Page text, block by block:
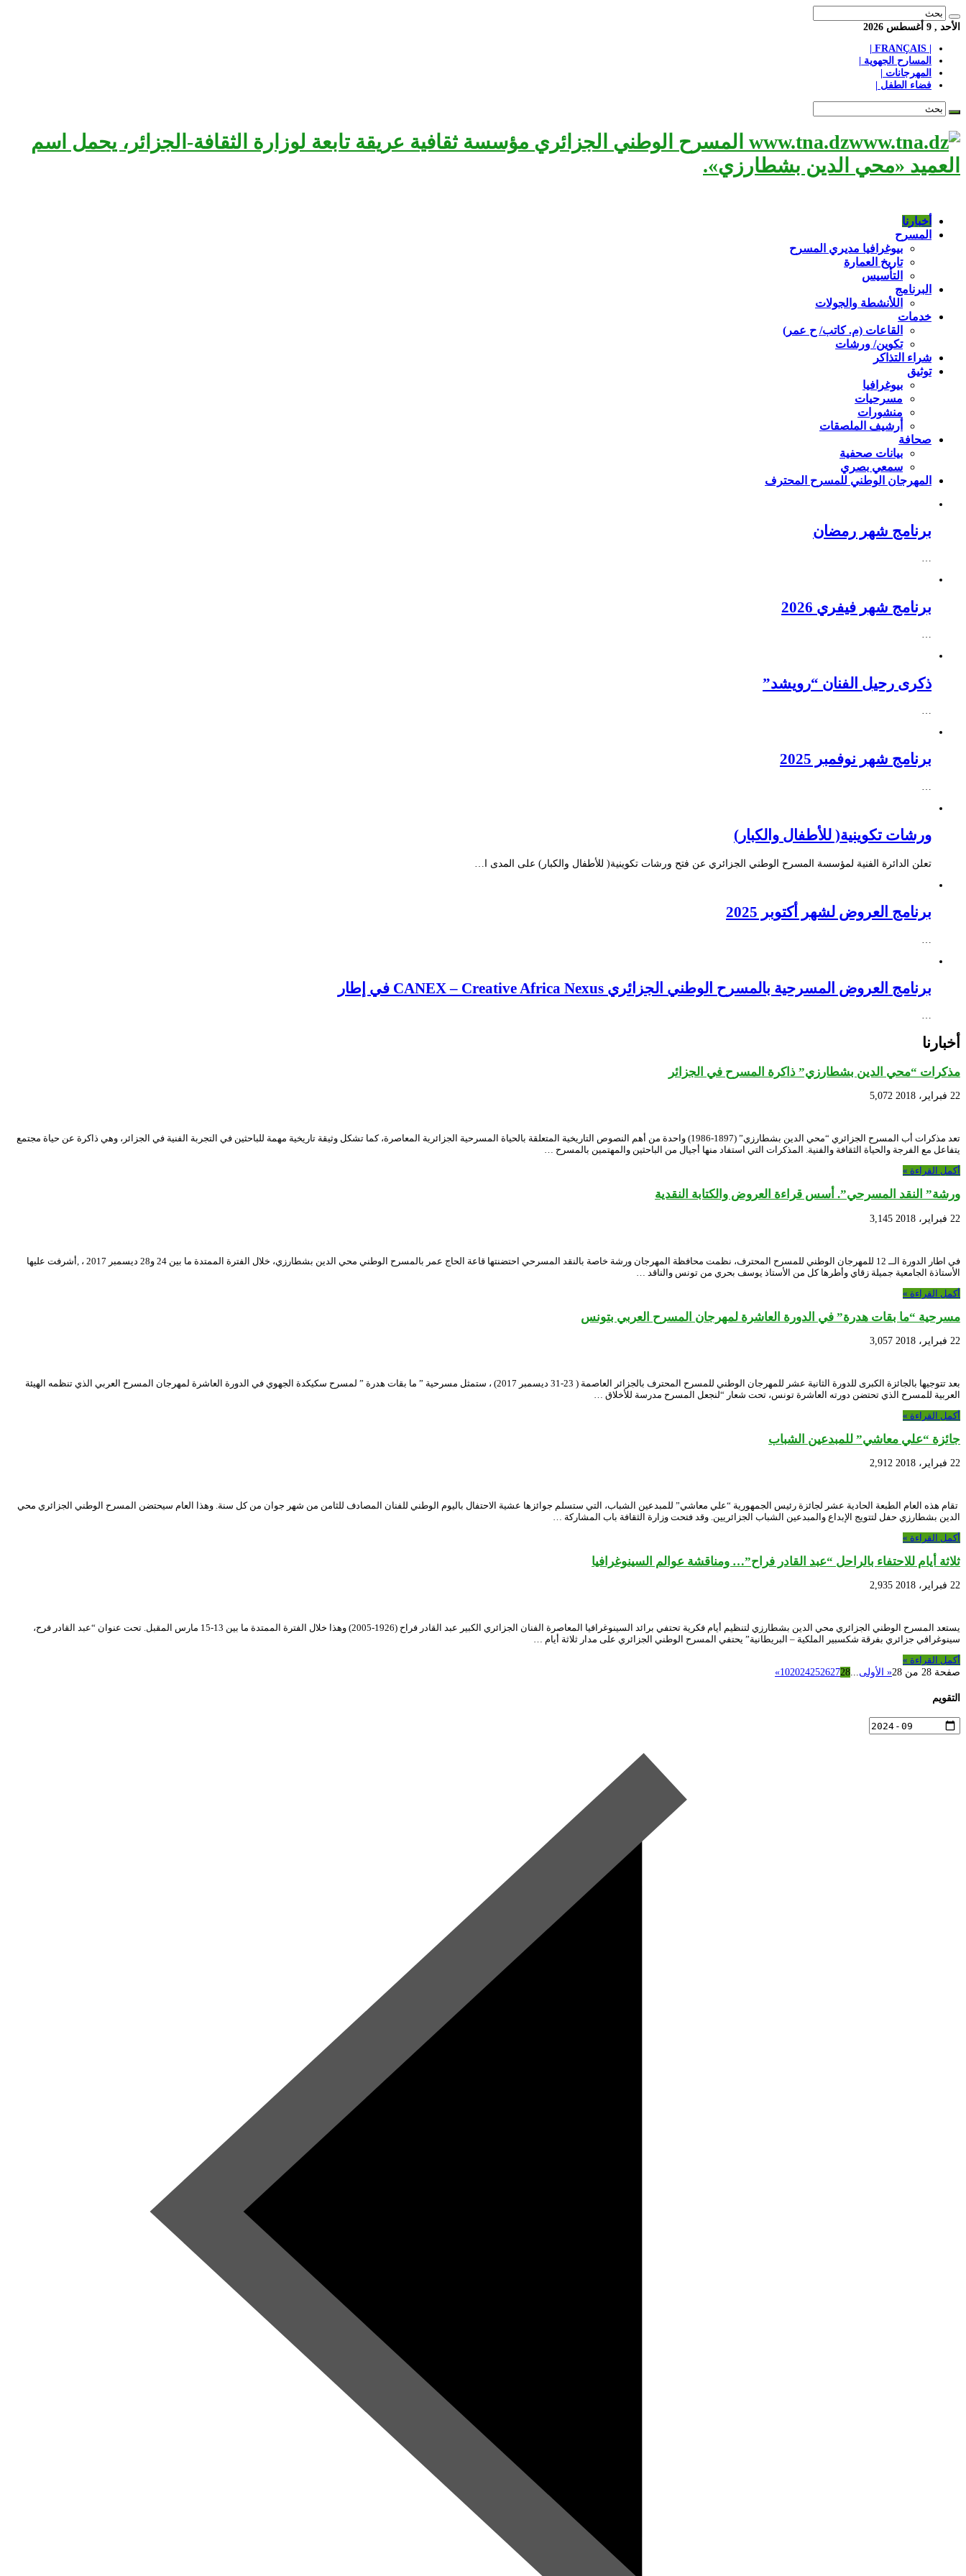
الأحد , 9 أغسطس 2026
المسارح الجهوية |
المهرجانات |
فضاء الطفل |
www.tna.dz المسرح الوطني الجزائري مؤسسة ثقافية عريقة تابعة لوزارة الثقافة-الجزائر، يحمل اسم
العميد «محي الدين بشطارزي».
أخبارنا
المسرح
بيوغرافيا مديري المسرح
تاريخ العمارة
التأسيس
البرنامج
اللأنشطة والجولات
خدمات
القاعات (م. كاتب/ ح عمر)
تكوين/ ورشات
شراء التذاكر
توثيق
بيوغرافيا
مسرحيات
منشورات
أرشيف الملصقات
صحافة
بيانات صحفية
سمعي بصري
المهرجان الوطني للمسرح المحترف
برنامج شهر رمضان
…
برنامج شهر فيفري 2026
…
ذكرى رحيل الفنان “رويشد”
…
برنامج شهر نوفمبر 2025
ورشات تكوينية( للأطفال والكبار)
تعلن الدائرة الفنية لمؤسسة المسرح الوطني الجزائري عن فتح ورشات تكوينية( للأطفال والكبار) على المدى ا…
برنامج العروض لشهر أكتوبر 2025
برنامج العروض المسرحية بالمسرح الوطني الجزائري CANEX – Creative Africa Nexus في إطار
…
أخبارنا
مذكرات “محي الدين بشطارزي” ذاكرة المسرح في الجزائر
22 فبراير، 2018 5,072
تعد مذكرات أب المسرح الجزائري “محي الدين بشطارزي” (1897-1986) واحدة من أهم النصوص التاريخية المتعلقة بالحياة المسرحية الجزائرية المعاصرة، كما تشكل وثيقة تاريخية مهمة للباحثين في التجربة الفنية في الجزائر، وهي ذاكرة عن حياة مجتمع
يتفاعل مع الفرجة والحياة الثقافة والفنية. المذكرات التي استفاد منها أجيال من الباحثين والمهتمين بالمسرح …
أكمل القراءة »
ورشة” النقد المسرحي”. أسس قراءة العروض والكتابة النقدية
22 فبراير، 2018 3,145
في اطار الدورة الــ 12 للمهرجان الوطني للمسرح المحترف، نظمت محافظة المهرجان ورشة خاصة بالنقد المسرحي احتضنتها قاعة الحاج عمر بالمسرح الوطني محي الدين بشطارزي، خلال الفترة الممتدة ما بين 24 و28 ديسمبر 2017 ، ,أشرفت عليها
الأستاذة الجامعية جميلة زقاي وأطرها كل من الأستاذ يوسف بحري من تونس والناقد …
أكمل القراءة »
مسرحية “ما بقات هدرة” في الدورة العاشرة لمهرجان المسرح العربي بتونس
22 فبراير، 2018 3,057
بعد تتوجيها بالجائزة الكبرى للدورة الثانية عشر للمهرجان الوطني للمسرح المحترف بالجزائر العاصمة ( 23-31 ديسمبر 2017) ، ستمثل مسرحية ” ما بقات هدرة ” لمسرح سكيكدة الجهوي في الدورة العاشرة لمهرجان المسرح العربي الذي تنظمه الهيئة
العربية للمسرح الذي تحتضن دورته العاشرة تونس، تحت شعار “لنجعل المسرح مدرسة للأخلاق …
أكمل القراءة »
جائزة “علي معاشي” للمبدعين الشباب
22 فبراير، 2018 2,912
تقام هذه العام الطبعة الحادية عشر لجائزة رئيس الجمهورية “علي معاشي” للمبدعين الشباب، التي ستسلم جوائزها عشية الاحتفال باليوم الوطني للفنان المصادف للثامن من شهر جوان من كل سنة. وهذا العام سيحتضن المسرح الوطني الجزائري محي
الدين بشطارزي حفل لتتويج الإبداع والمبدعين الشباب الجزائريين. وقد فتحت وزارة الثقافة باب المشاركة …
أكمل القراءة »
ثلاثة أيام للاحتفاء بالراحل “عبد القادر فراح”… ومناقشة عوالم السينوغرافيا
22 فبراير، 2018 2,935
يستعد المسرح الوطني الجزائري محي الدين بشطارزي لتنظيم أيام فكرية تحتفي برائد السينوغرافيا المعاصرة الفنان الجزائري الكبير عبد القادر فراح (1926-2005) وهذا خلال الفترة الممتدة ما بين 13-15 مارس المقبل. تحت عنوان “عبد القادر فرح،
سينوغرافي جزائري بفرقة شكسبير الملكية – البريطانية” يحتفي المسرح الوطني الجزائري على مدار ثلاثة أيام …
أكمل القراءة »
صفحة 28 من 28
« الأولى...
10202425262728
»
التقويم